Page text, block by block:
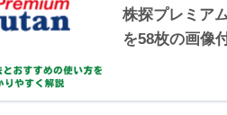
Y社
』という言葉を覚えると計算式
株探プレミア
を58枚の画像